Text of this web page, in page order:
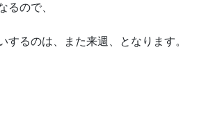
るので、
るのは、また来週、となります。